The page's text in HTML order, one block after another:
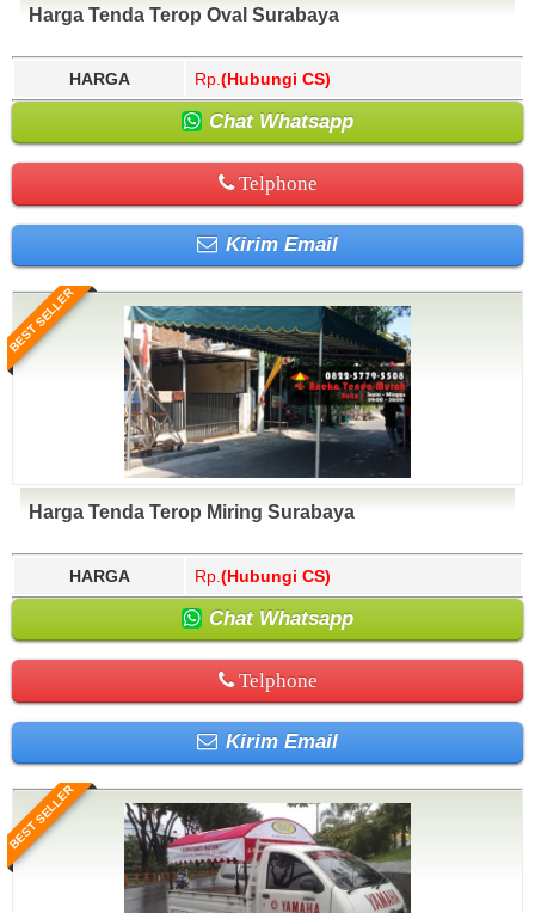
Harga Tenda Terop Oval Surabaya
HARGA Rp. (Hubungi CS)
Chat Whatsapp
Telphone
Kirim Email
BEST SELLER
Harga Tenda Terop Miring Surabaya
HARGA Rp. (Hubungi CS)
Chat Whatsapp
Telphone
Kirim Email
BEST SELLER